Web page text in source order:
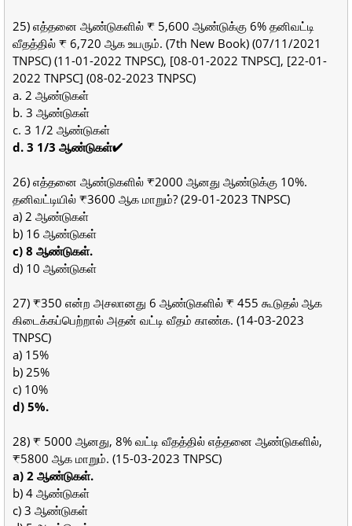
25) எத்தனை ஆண்டுகளில் ₹ 5,600 ஆண்டுக்கு 6% தனிவட்டி
வீதத்தில் ₹ 6,720 ஆக உயரும். (7th New Book) (07/11/2021
TNPSC) (11-01-2022 TNPSC), [08-01-2022 TNPSC], [22-01-
2022 TNPSC] (08-02-2023 TNPSC)
a. 2 ஆண்டுகள்
b. 3 ஆண்டுகள்
c. 3 1/2 ஆண்டுகள்
d. 3 1/3 ஆண்டுகள்✔
26) எத்தனை ஆண்டுகளில் ₹2000 ஆனது ஆண்டுக்கு 10%.
தனிவட்டியில் ₹3600 ஆக மாறும்? (29-01-2023 TNPSC)
a) 2 ஆண்டுகள்
b) 16 ஆண்டுகள்
c) 8 ஆண்டுகள்.
d) 10 ஆண்டுகள்
27) ₹350 என்ற அசலானது 6 ஆண்டுகளில் ₹ 455 கூடுதல் ஆக
கிடைக்கப்பெற்றால் அதன் வட்டி வீதம் காண்க. (14-03-2023
TNPSC)
a) 15%
b) 25%
c) 10%
d) 5%.
28) ₹ 5000 ஆனது, 8% வட்டி வீதத்தில் எத்தனை ஆண்டுகளில்,
₹5800 ஆக மாறும். (15-03-2023 TNPSC)
a) 2 ஆண்டுகள்.
b) 4 ஆண்டுகள்
c) 3 ஆண்டுகள்